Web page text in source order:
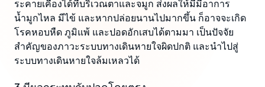
ระคายเคืองได้ที่บริเวณตาและจมูก ส่งผลให้มีมีอาการ
น้ำมูกไหล มีไข้ และหากปล่อยนานไปมากขึ้น ก็อาจจะเกิด
โรคหอบหืด ภูมิแพ้ และปอดอักเสบได้ตามมา เป็นปัจจัย
สำคัญของภาวะระบบทางเดินหายใจผิดปกติ และนำไปสู่
ระบบทางเดินหายใจล้มเหลวได้